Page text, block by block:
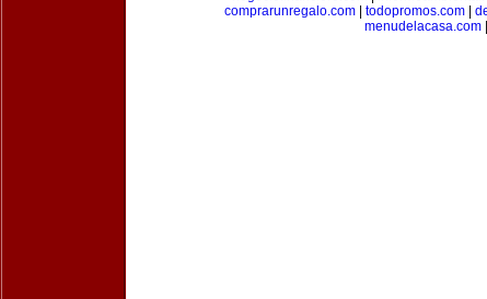
comprarunregalo.com| todopromos.com|
menudelacasa.com|